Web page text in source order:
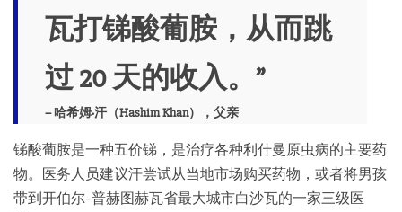
瓦打锑酸葡胺，从而跳
过 20 天的收入。”
– 哈希姆·汗（Hashim Khan），父亲
锑酸葡胺是一种五价锑，是治疗各种利什曼原虫病的主要药
物。医务人员建议汗尝试从当地市场购买药物，或者将男孩
带到开伯尔-普赫图赫瓦省最大城市白沙瓦的一家三级医